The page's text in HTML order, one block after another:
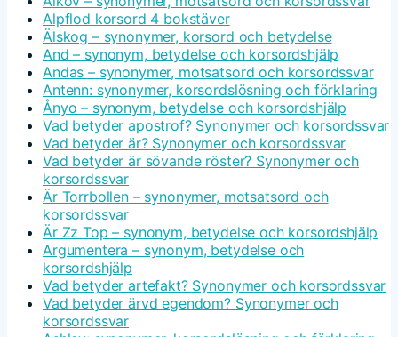
Alpflod korsord 4 bokstäver
Älskog – synonymer, korsord och betydelse
And – synonym, betydelse och korsordshjälp
Andas – synonymer, motsatsord och korsordssvar
Antenn: synonymer, korsordslösning och förklaring
Ånyo – synonym, betydelse och korsordshjälp
Vad betyder apostrof? Synonymer och korsordssvar
Vad betyder är? Synonymer och korsordssvar
Vad betyder är sövande röster? Synonymer och
korsordssvar
Är Torrbollen – synonymer, motsatsord och
korsordssvar
Är Zz Top – synonym, betydelse och korsordshjälp
Argumentera – synonym, betydelse och
korsordshjälp
Vad betyder artefakt? Synonymer och korsordssvar
Vad betyder ärvd egendom? Synonymer och
korsordssvar